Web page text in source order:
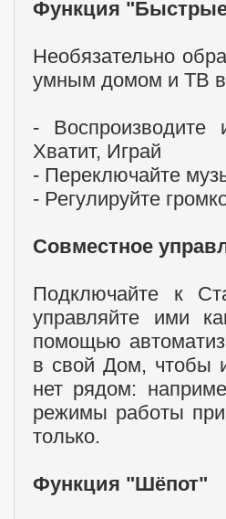
Функция
Необязательно
умным домом и ТВ
-
Хватит, Играй
- Переключайте
- Регулируйте
Совместное
Подключайте к
управляйте ими
помощью
в свой Дом, чтобы
нет рядом:
режимы работы
только.
Функция "Шёпот"